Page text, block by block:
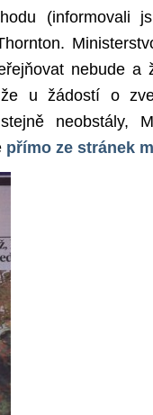
(informovali
nebude a
u žádostí o
neobstály,
přímo ze stránek